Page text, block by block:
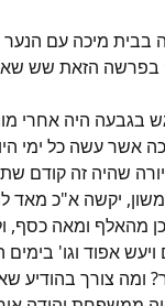
מיכה עם הנער
בפרשה הזאת שש
בגבעה היה אחרי
אשר עשה כל ימי
שהיה זה קודם
יקשה א"כ
מהאלף ומאה כסף,
אפוד וגו'
צורך בהודיע